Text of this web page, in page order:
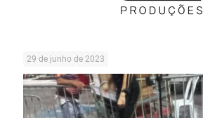
29 de junho de 2023